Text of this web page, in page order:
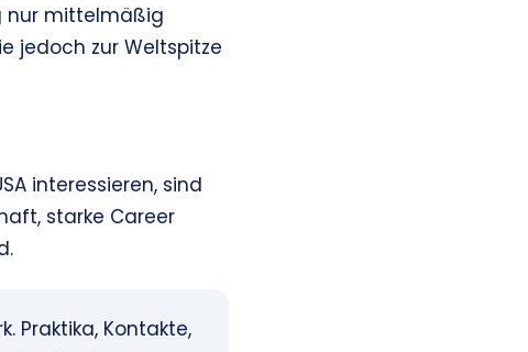
nur mittelmäßig
jedoch zur Weltspitze
interessieren, sind
starke Career
Praktika, Kontakte,